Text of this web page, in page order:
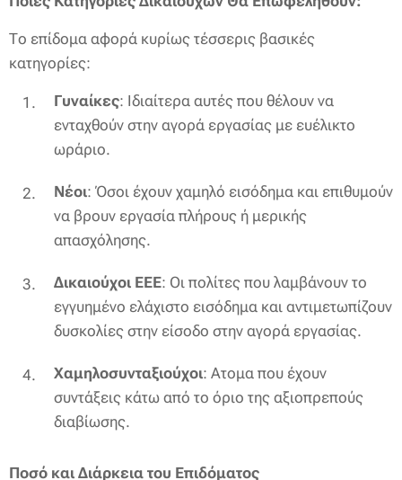
Το επίδομα αφορά κυρίως τέσσερις βασικές
κατηγορίες:
Γυναίκες: Ιδιαίτερα αυτές που θέλουν να
ενταχθούν στην αγορά εργασίας με ευέλικτο
ωράριο.
Νέοι: Όσοι έχουν χαμηλό εισόδημα και επιθυμούν
να βρουν εργασία πλήρους ή μερικής
απασχόλησης.
Δικαιούχοι ΕΕΕ: Οι πολίτες που λαμβάνουν το
εγγυημένο ελάχιστο εισόδημα και αντιμετωπίζουν
δυσκολίες στην είσοδο στην αγορά εργασίας.
Χαμηλοσυνταξιούχοι: Ατομα που έχουν
συντάξεις κάτω από το όριο της αξιοπρεπούς
διαβίωσης.
Ποσό και Διάρκεια του Επιδόματος